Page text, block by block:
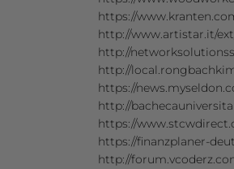
https://
http://www.artistar.it/
http://
http://
https://
http://
https://
https://finanzplaner-
http://